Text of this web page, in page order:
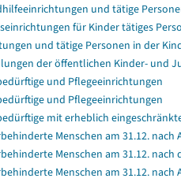
und tätige
für Kinder tätiges
und tätige Personen in der
der öffentlichen Kinder- und
und Pflegeeinrichtungen
und Pflegeeinrichtungen
mit erheblich
Menschen am 31.12. nach
Menschen am 31.12.
Menschen am 31.12.